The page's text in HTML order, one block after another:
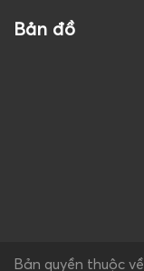
Bản đồ
Bản quyền thuộc về